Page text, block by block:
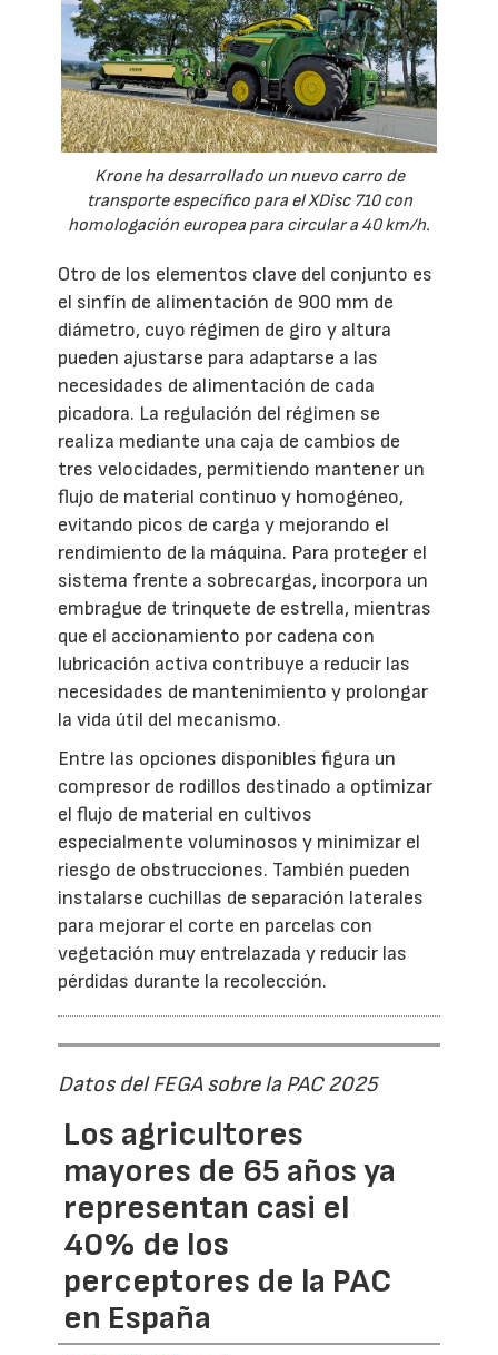
Krone ha desarrollado un nuevo carro de
transporte específico para el XDisc 710 con
homologación europea para circular a 40 km/h.
Otro de los elementos clave del conjunto es
el sinfín de alimentación de 900 mm de
diámetro, cuyo régimen de giro y altura
pueden ajustarse para adaptarse a las
necesidades de alimentación de cada
picadora. La regulación del régimen se
realiza mediante una caja de cambios de
tres velocidades, permitiendo mantener un
flujo de material continuo y homogéneo,
evitando picos de carga y mejorando el
rendimiento de la máquina. Para proteger el
sistema frente a sobrecargas, incorpora un
embrague de trinquete de estrella, mientras
que el accionamiento por cadena con
lubricación activa contribuye a reducir las
necesidades de mantenimiento y prolongar
la vida útil del mecanismo.
Entre las opciones disponibles figura un
compresor de rodillos destinado a optimizar
el flujo de material en cultivos
especialmente voluminosos y minimizar el
riesgo de obstrucciones. También pueden
instalarse cuchillas de separación laterales
para mejorar el corte en parcelas con
vegetación muy entrelazada y reducir las
pérdidas durante la recolección.
Datos del FEGA sobre la PAC 2025
Los agricultores
mayores de 65 años ya
representan casi el
40% de los
perceptores de la PAC
en España